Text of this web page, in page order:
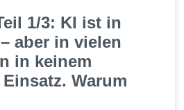
1/3: KI ist in
aber in vielen
in keinem
Warum